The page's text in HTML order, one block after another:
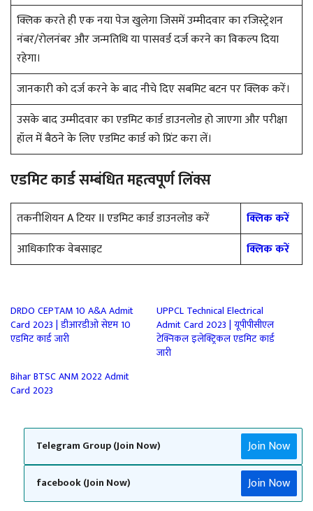
क्लिक करते ही एक नया पेज खुलेगा जिसमें उम्मीदवार का रजिस्ट्रेशन
नंबर/रोलनंबर और जन्मतिथि या पासवर्ड दर्ज करने का विकल्प दिया
रहेगा।
जानकारी को दर्ज करने के बाद नीचे दिए सबमिट बटन पर क्लिक करें।
उसके बाद उम्मीदवार का एडमिट कार्ड डाउनलोड हो जाएगा और परीक्षा
हॉल में बैठने के लिए एडमिट कार्ड को प्रिंट करा लें।
एडमिट कार्ड सम्बंधित महत्वपूर्ण लिंक्स
तकनीशियन A टियर II एडमिट कार्ड डाउनलोड करें
क्लिक करें
आधिकारिक वेबसाइट
क्लिक करें
DRDO CEPTAM 10 A&A Admit
Card 2023 | डीआरडीओ सेप्टम 10
एडमिट कार्ड जारी
UPPCL Technical Electrical
Admit Card 2023 | यूपीपीसीएल
टेक्निकल इलेक्ट्रिकल एडमिट कार्ड
जारी
Bihar BTSC ANM 2022 Admit
Card 2023
Telegram Group (Join Now) Join Now
facebook (Join Now) Join Now